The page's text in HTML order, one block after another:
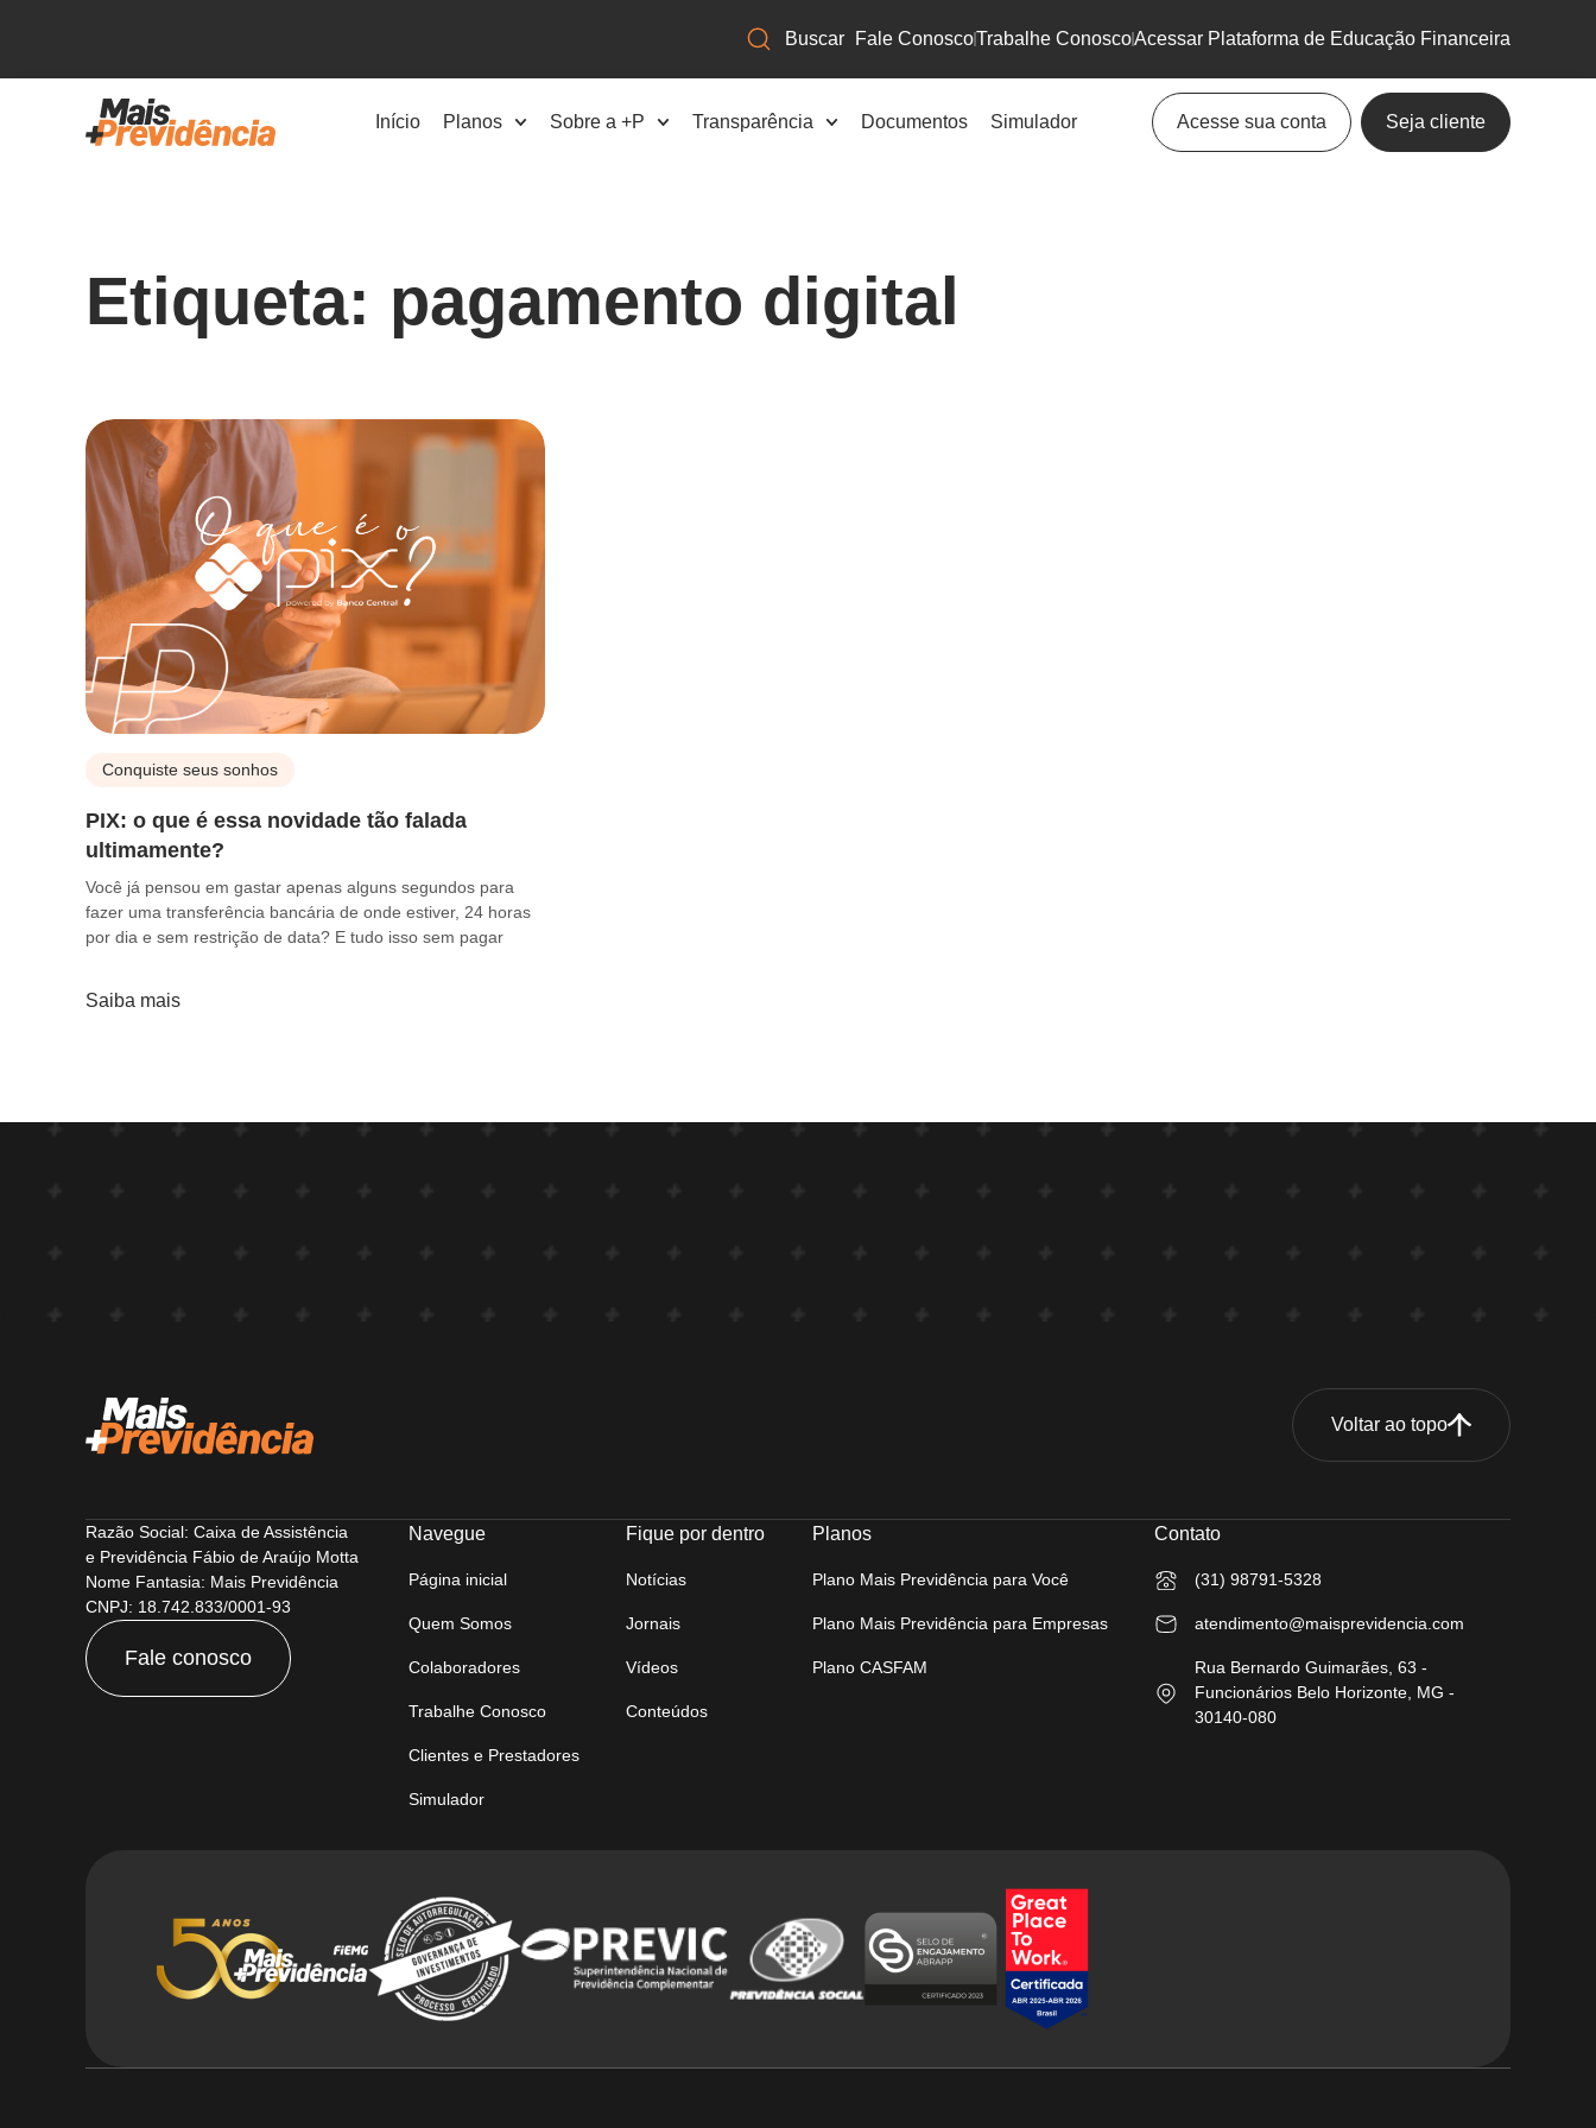
Fale ConoscoTrabalhe ConoscoAcessar Plataforma de Educação Financeira
Início Planos Sobre a +P Transparência Documentos Simulador Acesse sua conta Seja cliente
Etiqueta: pagamento digital
Conquiste seus sonhos
PIX: o que é essa novidade tão falada
ultimamente?
Você já pensou em gastar apenas alguns segundos para
fazer uma transferência bancária de onde estiver, 24 horas
por dia e sem restrição de data? E tudo isso sem pagar
Saiba mais
Voltar ao topo
Razão Social: Caixa de Assistência
e Previdência Fábio de Araújo Motta
Nome Fantasia: Mais Previdência
CNPJ: 18.742.833/0001-93
Fale conosco
Navegue
Página inicial
Quem Somos
Colaboradores
Trabalhe Conosco
Clientes e Prestadores
Simulador
Fique por dentro
Notícias
Jornais
Vídeos
Conteúdos
Planos
Plano Mais Previdência para Você
Plano Mais Previdência para Empresas
Plano CASFAM
Contato
(31) 98791-5328
atendimento@maisprevidencia.com
Rua Bernardo Guimarães, 63 -
Funcionários Belo Horizonte, MG -
30140-080